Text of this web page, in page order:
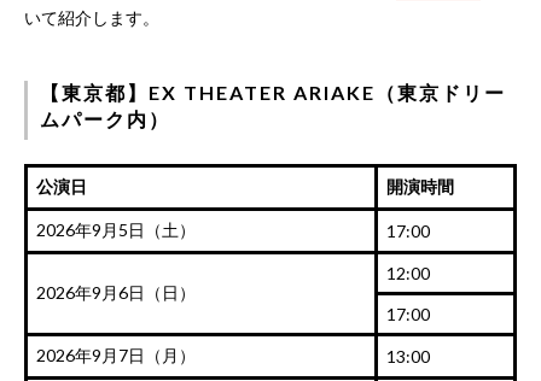
いて紹介します。
【東京都】EX THEATER ARIAKE（東京ドリー
ムパーク内）
公演日 開演時間
2026年9月5日（土） 17:00
2026年9月6日（日）
12:00
17:00
2026年9月7日（月）
13:00